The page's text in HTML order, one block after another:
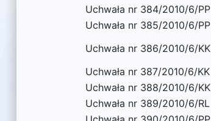
Uchwała nr 384/2010/6/PP
Uchwała nr 385/2010/6/PP
Uchwała nr 386/2010/6/KK
Uchwała nr 387/2010/6/KK
Uchwała nr 388/2010/6/KK
Uchwała nr 389/2010/6/RL